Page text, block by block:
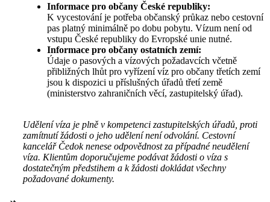
Informace pro občany České republiky:
K vycestování je potřeba občanský průkaz nebo cestovní
pas platný minimálně po dobu pobytu. Vízum není od
vstupu České republiky do Evropské unie nutné.
Informace pro občany ostatních zemí:
Údaje o pasových a vízových požadavcích včetně
přibližných lhůt pro vyřízení víz pro občany třetích zemí
jsou k dispozici u příslušných úřadů třetí země
(ministerstvo zahraničních věcí, zastupitelský úřad).
Udělení víza je plně v kompetenci zastupitelských úřadů, proti
zamítnutí žádosti o jeho udělení není odvolání. Cestovní
kancelář Čedok nenese odpovědnost za případné neudělení
víza. Klientům doporučujeme podávat žádosti o víza s
dostatečným předstihem a k žádosti dokládat všechny
požadované dokumenty.